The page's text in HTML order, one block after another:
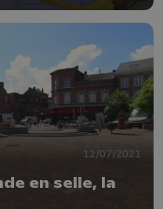
12/07/2021
en selle, la